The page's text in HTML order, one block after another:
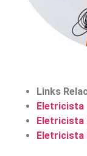
Links
Eletricista
Eletricista
Eletricista